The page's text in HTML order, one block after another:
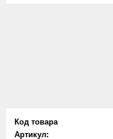
Код товара
Артикул: